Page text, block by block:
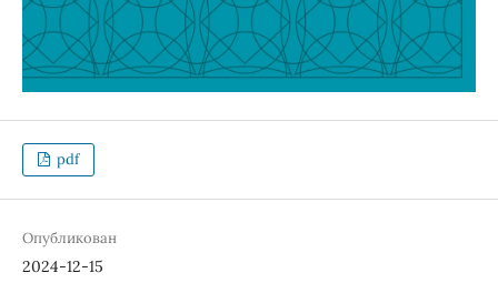
pdf
Опубликован
2024-12-15